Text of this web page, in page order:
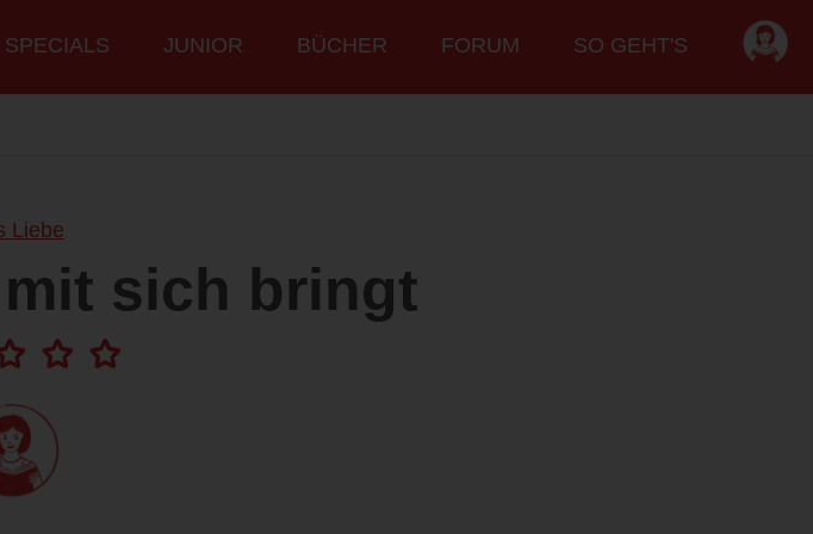
SPECIALS JUNIOR BÜCHER FORUM SO GEHT'S
Liebe
sich bringt